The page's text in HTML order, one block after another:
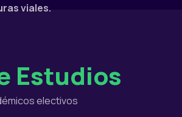
viales.
Estudios
electivos